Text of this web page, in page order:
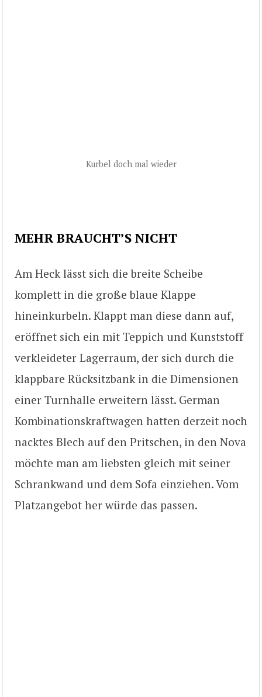
Kurbel doch mal wieder
MEHR BRAUCHT’S NICHT
Am Heck lässt sich die breite Scheibe
komplett in die große blaue Klappe
hineinkurbeln. Klappt man diese dann auf,
eröffnet sich ein mit Teppich und Kunststoff
verkleideter Lagerraum, der sich durch die
klappbare Rücksitzbank in die Dimensionen
einer Turnhalle erweitern lässt. German
Kombinationskraftwagen hatten derzeit noch
nacktes Blech auf den Pritschen, in den Nova
möchte man am liebsten gleich mit seiner
Schrankwand und dem Sofa einziehen. Vom
Platzangebot her würde das passen.